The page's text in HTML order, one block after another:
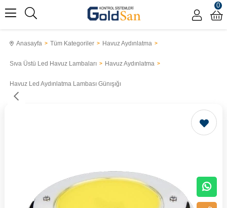
0
Anasayfa Tüm Kategoriler Havuz Aydınlatma
Sıva Üstü Led Havuz Lambaları Havuz Aydınlatma
Havuz Led Aydınlatma Lambası Günışığı